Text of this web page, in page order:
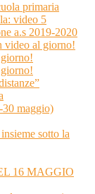
primaria
video 5
a.s 2019-2020
video al giorno!
30 maggio)
sotto la
16 MAGGIO